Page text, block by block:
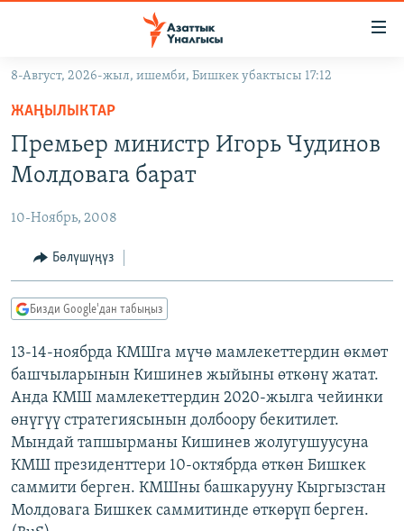
Навигацияга
өтүңүз
Издөөгө
салыңызКЫРГЫЗСТАН
ЭКОНОМИКА
МАДАНИЯТ
ДҮЙНӨ
БОРБОР АЗИЯ
АТАЙЫН ИЛИКТӨӨ
ТВ ПРОГРАММАЛАР
ЭКСПЕРТТЕР ТАЛДАЙТ
БИЗ ЖАНА ДҮЙНӨ
ДАНИСТЕ
ЭЖЕ-СИҢДИЛЕР
АЗАТТЫК+
ЫҢГАЙСЫЗ СУРООЛОР
ӨЗГӨЧӨ ПИКИР
Русский
ОНЛАЙН ШЕРИНЕ
8-Август, 2026-жыл, ишемби, Бишкек убактысы 17:12
ЖАҢЫЛЫКТАР
Премьер министр Игорь Чудинов
Молдовага барат
10-Ноябрь, 2008
Бөлүшүңүз
Бизди Google'дан табыңыз
13-14-ноябрда КМШга мүчө мамлекеттердин өкмөт
башчыларынын Кишинев жыйыны өткөнү жатат.
Анда КМШ мамлекеттердин 2020-жылга чейинки
өнүгүү стратегиясынын долбоору бекитилет.
Мындай тапшырманы Кишинев жолугушуусуна
КМШ президенттери 10-октябрда өткөн Бишкек
саммити берген. КМШны башкарууну Кыргызстан
Молдовага Бишкек саммитинде өткөрүп берген.